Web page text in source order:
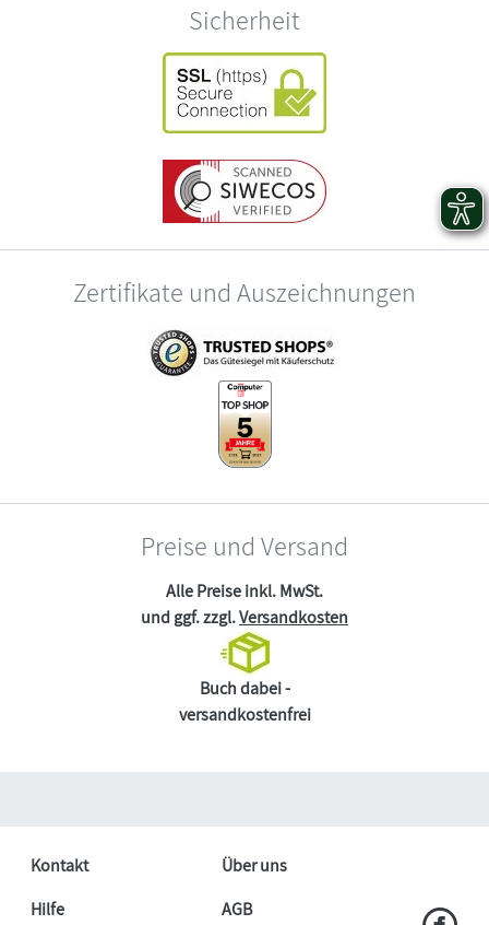
Sicherheit
Zertifikate und Auszeichnungen
Preise und Versand
Alle Preise inkl. MwSt.
und ggf. zzgl.Versandkosten
Buch dabei -
versandkostenfrei
Kontakt
Über uns
Hilfe
AGB